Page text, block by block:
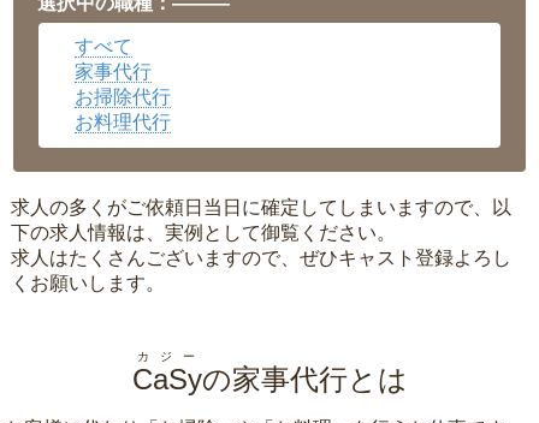
広島県▼
沖縄県
すべて
家事代行
お掃除代行
お料理代行
求人の多くがご依頼日当日に確定してしまいますので、以
下の求人情報は、実例として御覧ください。
求人はたくさんございますので、ぜひキャスト登録よろし
くお願いします。
CaSy
カジー
の家事代行とは